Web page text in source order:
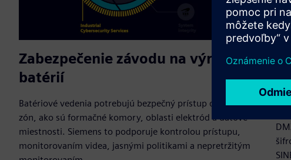
Zabezpečenie závodu na výrobu
batérií
Batériové vedenia potrebujú bezpečný prístup do citlivých
zón, ako sú formačné komory, oblasti elektród a dátové
miestnosti. Siemens to podporuje kontrolou prístupu,
monitorovaním videa, jasnými politikami a nepretržitým